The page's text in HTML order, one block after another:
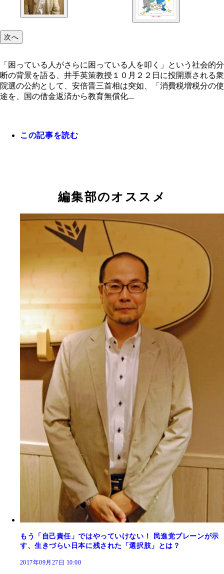
次へ
「困っている人がさらに困っている人を叩く」という社会的分
断の背景を語る、井手英策教授１０月２２日に投開票される衆
院選の公約として、安倍晋三首相は突如、「消費税増税分の使
途を、国の借金返済から教育無償化...
この記事を読む
編集部のオススメ
もう「自己責任」ではやっていけない！ 民進党ブレーンが示
す、生きづらい日本に残された「選択肢」とは？
2017年09月27日 10:00